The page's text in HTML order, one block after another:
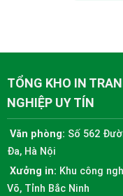
TỔNG KHO IN
NGHIỆP UY TÍN
Văn phòng: Số 562
Đa, Hà Nội
Xưởng in: Khu công
Võ, Tỉnh Bắc Ninh